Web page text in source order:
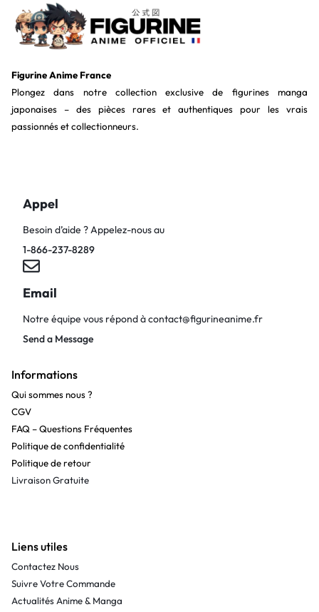
Figurine Anime France
Plongez dans notre collection exclusive de figurines manga
japonaises – des pièces rares et authentiques pour les vrais
passionnés et collectionneurs.
Appel
Besoin d’aide ? Appelez-nous au
1-866-237-8289
Email
Notre équipe vous répond àcontact@figurineanime.fr
Send a Message
Informations
Qui sommes nous ?
CGV
FAQ – Questions Fréquentes
Politique de confidentialité
Politique de retour
Livraison Gratuite
Liens utiles
Contactez Nous
Suivre Votre Commande
Actualités Anime & Manga